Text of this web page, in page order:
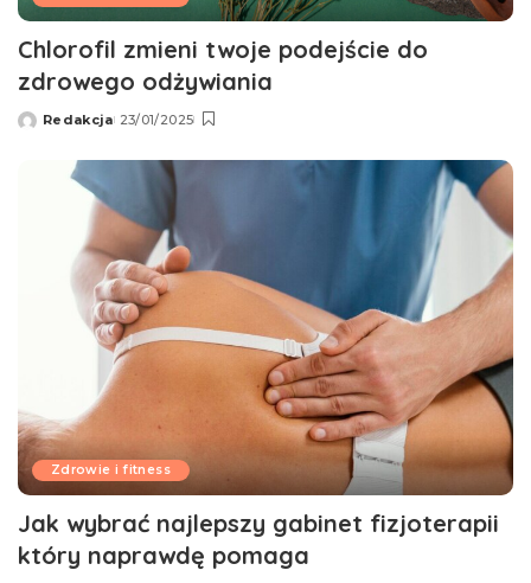
Chlorofil zmieni twoje podejście do
zdrowego odżywiania
Wysłany
Redakcja 23/01/2025
Zdrowie i fitness
Jak wybrać najlepszy gabinet fizjoterapii
który naprawdę pomaga